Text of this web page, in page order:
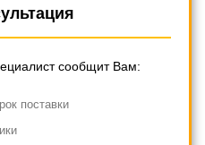
сообщит Вам:
поставки